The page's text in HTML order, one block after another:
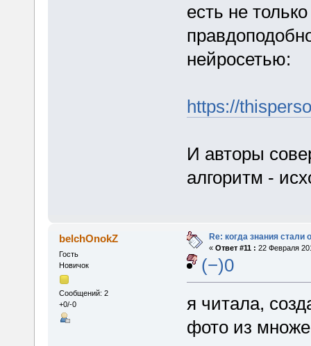
есть не
нейросетью:
https://
И авторы
алгоритм -
belchOnokZ
Гость
Новичок
Сообщений: 2
+0/-0
Re: когда знания стали
« Ответ #11 : 22 Февраля
(−)0
я читала,
фото из